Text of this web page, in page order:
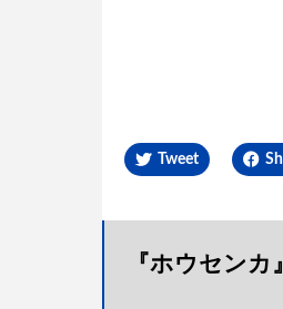
Tweet
『ホウセンカ